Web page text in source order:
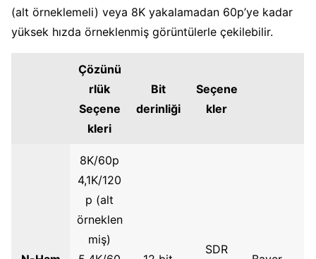
(alt örneklemeli) veya 8K yakalamadan 60p’ye kadar
yüksek hızda örneklenmiş görüntülerle çekilebilir.
Çözünü
rlük
Seçene
kleri
Bit
derinliği
Seçene
kler
8K/60p
4,1K/120
p (alt
örneklen
miş)
SDR